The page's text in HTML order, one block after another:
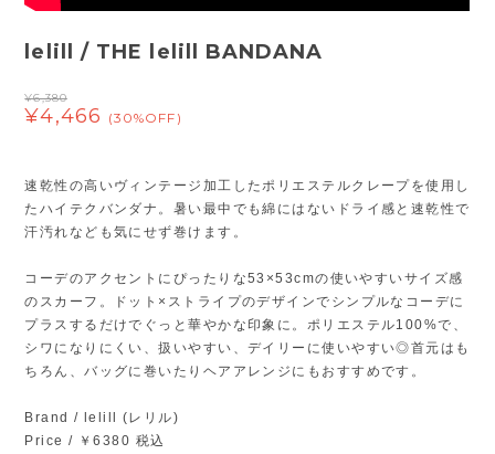
lelill / THE lelill BANDANA
¥6,380
¥4,466 (30%OFF)
速乾性の高いヴィンテージ加工したポリエステルクレープを使用し
たハイテクバンダナ。暑い最中でも綿にはないドライ感と速乾性で
汗汚れなども気にせず巻けます。
コーデのアクセントにぴったりな53×53cmの使いやすいサイズ感
のスカーフ。ドット×ストライプのデザインでシンプルなコーデに
プラスするだけでぐっと華やかな印象に。ポリエステル100%で、
シワになりにくい、扱いやすい、デイリーに使いやすい◎首元はも
ちろん、バッグに巻いたりヘアアレンジにもおすすめです。
Brand / lelill (レリル)
Price / ￥6380 税込